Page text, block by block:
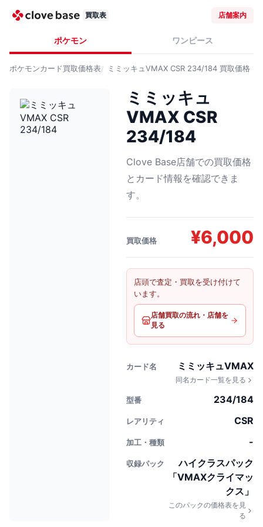
買取表 店舗案内
ポケモン ワンピース
ポケモンカード買取価格表 ミミッキュVMAX CSR 234/184 買取価格
ミミッキュ
VMAX CSR
234/184
Clove Base店舗での買取価格
とカード情報を確認できま
す。
買取価格 ¥6,000
店頭で査定・買取を受け付けて
います。
店舗買取の流れ・店舗を
見る
カード名 ミミッキュVMAX
同名カード一覧を見る
型番 234/184
レアリティ CSR
加工・種類 -
収録パック
ハイクラスパック
「VMAXクライマッ
クス」
このパックの価格表を見
る